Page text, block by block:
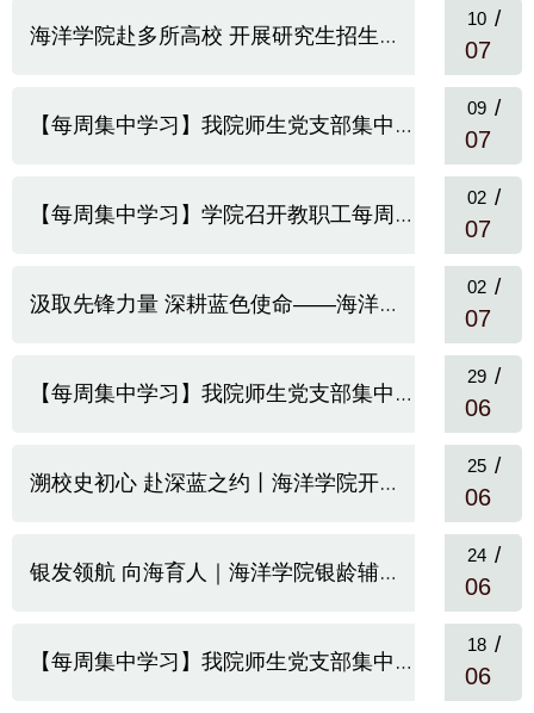
10 /
07
海洋学院赴多所高校 开展研究生招生宣传工作
09 /
07
【每周集中学习】我院师生党支部集中学习习近平总书记“七一”重...
02 /
07
【每周集中学习】学院召开教职工每周集中学习会议
02 /
07
汲取先锋力量 深耕蓝色使命——海洋学院召开庆祝建党105周年“七一...
29 /
06
【每周集中学习】我院师生党支部集中学习习近平总书记重要回信精...
25 /
06
溯校史初心 赴深蓝之约丨海洋学院开展2026届毕业生“最后一堂思...
24 /
06
银发领航 向海育人｜海洋学院银龄辅导员工作室揭牌成立
18 /
06
【每周集中学习】我院师生党支部集中学习实体经济重要讲话精神